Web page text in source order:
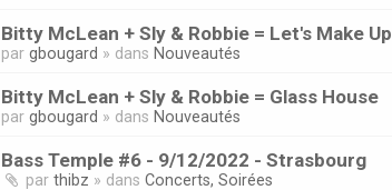
Bitty McLean + Sly & Robbie = Let's Make Up
pargbougard » dans Nouveautés
Bitty McLean + Sly & Robbie = Glass House
pargbougard » dans Nouveautés
Bass Temple #6 - 9/12/2022 - Strasbourg
parthibz » dansConcerts, Soirées